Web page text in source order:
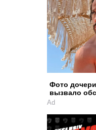
Фото
вызвало
Ad